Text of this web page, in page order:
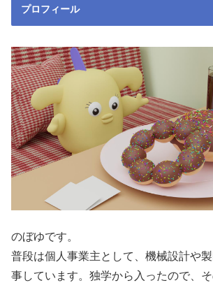
プロフィール
のぼゆです。
普段は個人事業主として、機械設計や
事しています。独学から入ったので、